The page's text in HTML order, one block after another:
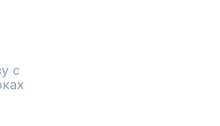
с